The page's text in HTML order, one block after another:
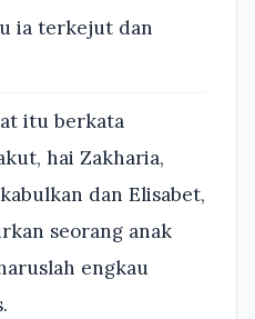
ia terkejut dan
itu berkata
hai Zakharia,
dan Elisabet,
seorang anak
engkau